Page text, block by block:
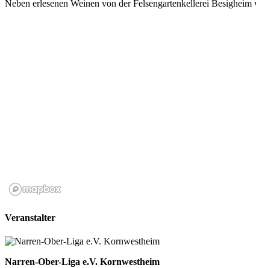
Neben erlesenen Weinen von der Felsengartenkellerei
Veranstalter
Narren-Ober-Liga e.V. Kornwestheim